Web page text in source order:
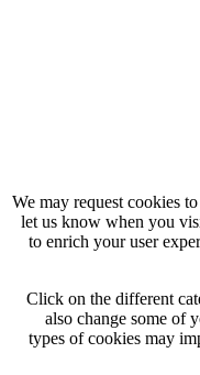
We may request cookies
let us know when you
to enrich your user
Click on the different
also change some of
types of cookies may